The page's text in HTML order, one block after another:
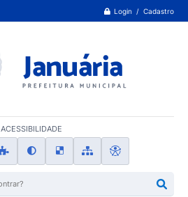
Login / Cadastro
ACESSIBILIDADE